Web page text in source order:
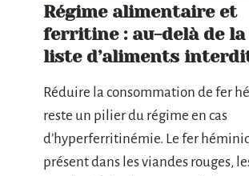
Régime alimentaire et
ferritine : au-delà de
liste d’aliments
Réduire la consommation de fer
reste un pilier du régime en cas
d’hyperferritinémie. Le fer
présent dans les viandes rouges,